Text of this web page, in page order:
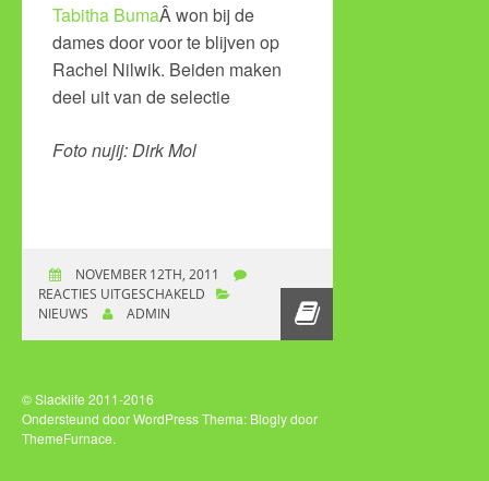
Tabitha BumaÂ won bij de
dames door voor te blijven op
Rachel Nilwik. Beiden maken
deel uit van de selectie
Foto nujij: Dirk Mol
NOVEMBER 12TH, 2011
REACTIES UITGESCHAKELD VOOR JORG
NIEUWS ADMIN
© Slacklife 2011-2016
Ondersteund door WordPressThema: Blogly door
ThemeFurnace.